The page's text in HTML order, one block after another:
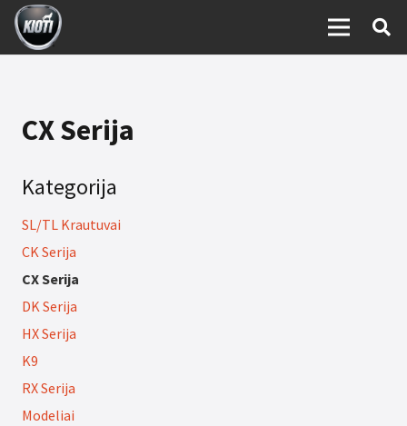
CX Serija
Kategorija
SL/TL Krautuvai
CK Serija
CX Serija
DK Serija
HX Serija
K9
RX Serija
Modeliai